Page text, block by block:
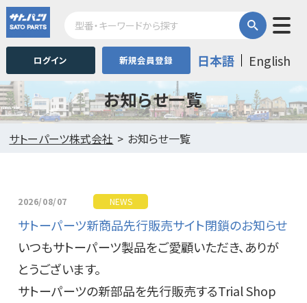
ログイン 新規会員登録 日本語 English
お知らせ一覧
サトーパーツ株式会社 お知らせ一覧
2026/08/07 NEWS
サトーパーツ新商品先行販売サイト閉鎖のお知らせ
いつもサトーパーツ製品をご愛顧いただき、ありが
とうございます。
サトーパーツの新部品を先行販売するTrial Shop